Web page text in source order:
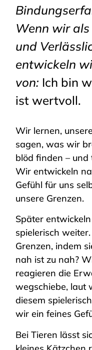
Wenn wir
und
entwickeln
von: Ich bin
ist wertvoll.
Wir lernen,
sagen, was wir
blöd finden –
Wir entwickeln
Gefühl für uns
unsere Grenzen.
Später
spielerisch
Grenzen, indem
nah ist zu nah?
reagieren die
wegschiebe, laut
diesem
wir ein feines
Bei Tieren lässt